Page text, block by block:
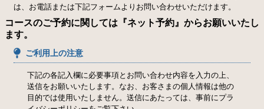
ジュニアコース
飛距離アップ矯正コース
バンカー＆パター攻略コース
100切りゴルフレッスンコース
は、お電話または下記フォームよりお問い合わせいただけます。
コースのご予約に関しては『ネット予約 』からお願いいたし
ます。
ご利用上の注意
下記の各記入欄に必要事項とお問い合わせ内容を入力の上、
送信をお願いいたします。なお、お客さまの個人情報は他の
目的では使用いたしません。送信にあたっては、事前に プラ